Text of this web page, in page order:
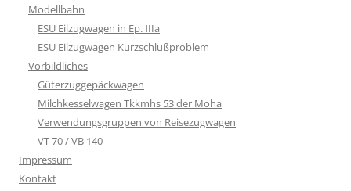
Modellbahn
ESU Eilzugwagen in Ep. IIIa
ESU Eilzugwagen Kurzschlußproblem
Vorbildliches
Güterzuggepäckwagen
Milchkesselwagen Tkkmhs 53 der Moha
Verwendungsgruppen von Reisezugwagen
VT 70 / VB 140
Impressum
Kontakt